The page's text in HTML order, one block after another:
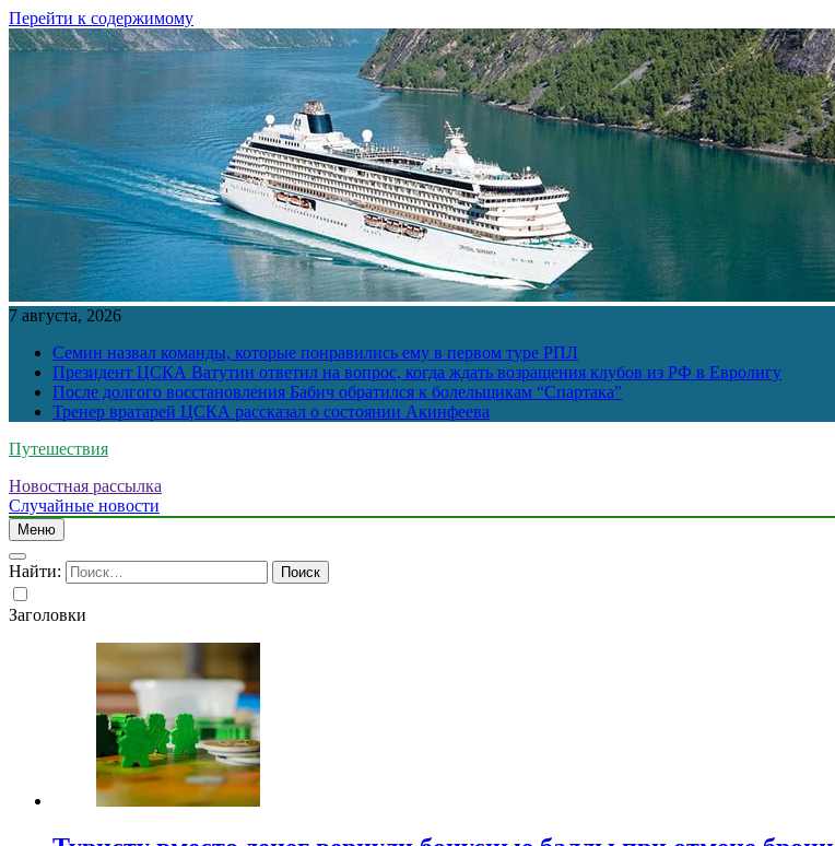
Перейти к содержимому
7 августа, 2026
Семин назвал команды, которые понравились ему в первом туре РПЛ
Президент ЦСКА Ватутин ответил на вопрос, когда ждать возращения клубов из РФ в Евролигу
После долгого восстановления Бабич обратился к болельщикам “Спартака”
Тренер вратарей ЦСКА рассказал о состоянии Акинфеева
Путешествия
Новостная рассылка
Случайные новости
Меню
Найти:
Заголовки